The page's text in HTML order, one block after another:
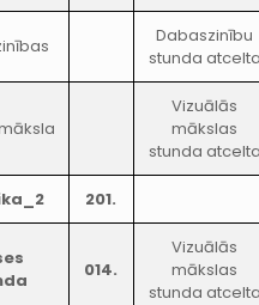
Dabaszinību
stunda
Vizuālās
mākslas
stunda
201.
014.
Vizuālās
mākslas
stunda